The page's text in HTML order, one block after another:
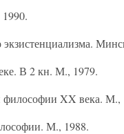
В 2 кн. М., 1979.
XX века. М.,
М., 1988.